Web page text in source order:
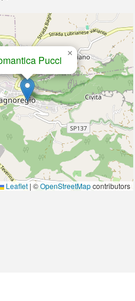
Pucci
×
Leaflet | ©OpenStreetMapcontributors